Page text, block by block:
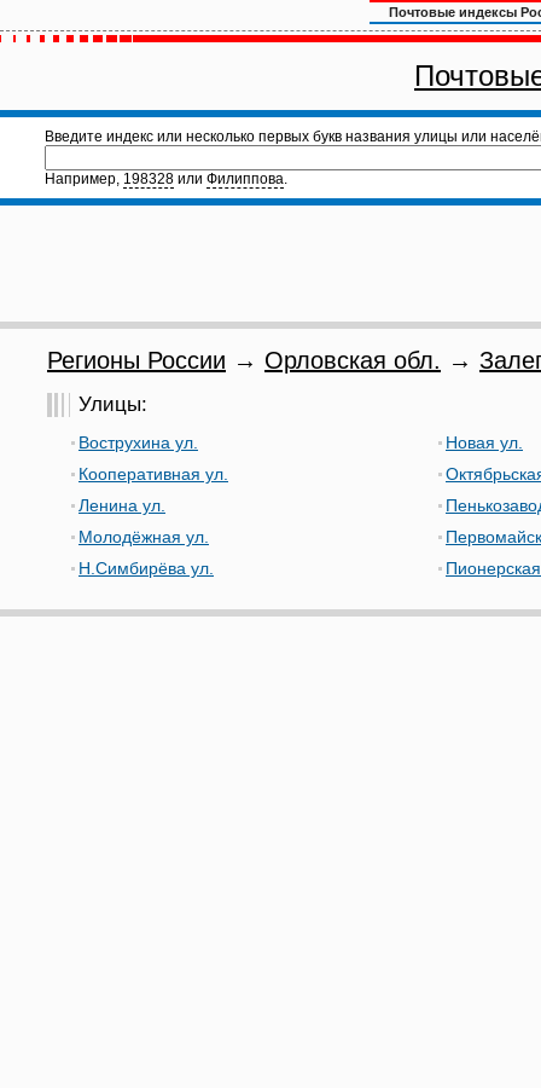
Почтовые индексы
Введите индекс или несколько первых букв названия улицы или
Например, 198328 или Филиппова.
Регионы России → Орловская обл. →
Улицы:
Вострухина ул.
Кооперативная ул.
Ленина ул.
Молодёжная ул.
Н.Симбирёва ул.
Новая ул.